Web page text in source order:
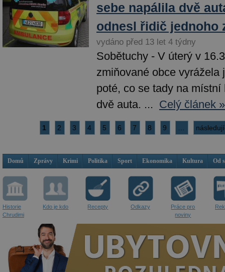
sebe napálila dvě
odnesl řidič jednoho
vydáno před 13 let 4 týdny
Sobětuchy - V úterý v
zmiňované obce vyrážela
poté, co se tady na místní
dvě auta. ... Celý článek »
1 2 3 4 5 6 7 8 9
Domů Zprávy Krimi Politika Sport Ekonomika Kultura Od
Historie
Chrudimi
Kdo je kdo Recepty Odkazy
Práce pro
noviny